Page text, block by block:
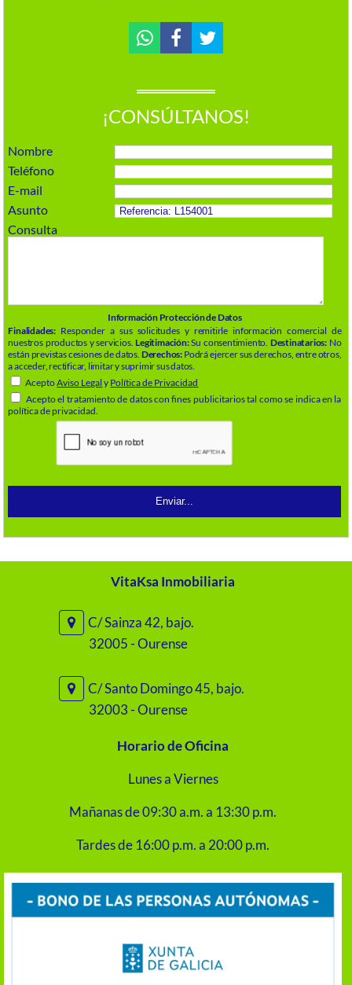
¡CONSÚLTANOS!
Nombre
Teléfono
E-mail
Asunto
Consulta
Información Protección de Datos
Finalidades: Responder a sus solicitudes y remitirle información comercial de
nuestros productos y servicios.Legitimación:Su consentimiento. Destinatarios:No
están previstas cesiones de datos. Derechos: Podrá ejercer sus derechos, entre otros,
a acceder, rectificar, limitar y suprimir sus datos.
AceptoAviso Legal y Política de Privacidad
Acepto el tratamiento de datos con fines publicitarios tal como se indica en la
política de privacidad.
VitaKsa Inmobiliaria
C/ Sainza 42, bajo.
32005 - Ourense
C/ Santo Domingo 45, bajo.
32003 - Ourense
Horario de Oficina
Lunes a Viernes
Mañanas de 09:30 a.m. a 13:30 p.m.
Tardes de 16:00 p.m. a 20:00 p.m.